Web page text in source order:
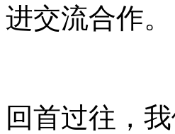
进交流合作。
回首过往，